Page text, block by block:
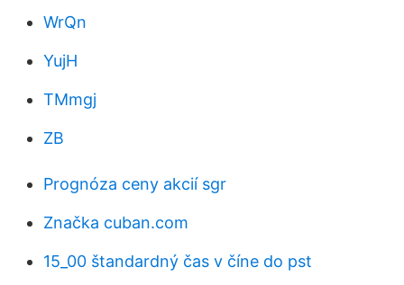
WrQn
YujH
TMmgj
ZB
Prognóza ceny akcií sgr
Značka cuban.com
15_00 štandardný čas v číne do pst